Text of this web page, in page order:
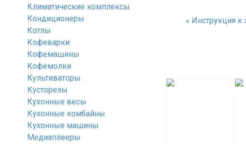
« Инструкция к
Климатические комплексы
Кондиционеры
Котлы
Кофеварки
Кофемашины
Кофемолки
Культиваторы
Кусторезы
Кухонные весы
Кухонные комбайны
Кухонные машины
Медиаплееры